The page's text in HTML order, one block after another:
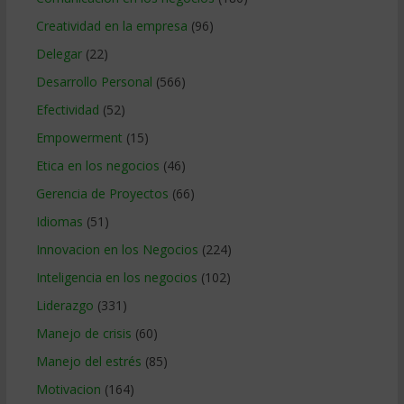
Creatividad en la empresa (96)
Delegar(22)
Desarrollo Personal (566)
Efectividad (52)
Empowerment (15)
Etica en los negocios (46)
Gerencia de Proyectos (66)
Idiomas (51)
Innovacion en los Negocios (224)
Inteligencia en los negocios (102)
Liderazgo (331)
Manejo de crisis (60)
Manejo del estrés (85)
Motivacion (164)